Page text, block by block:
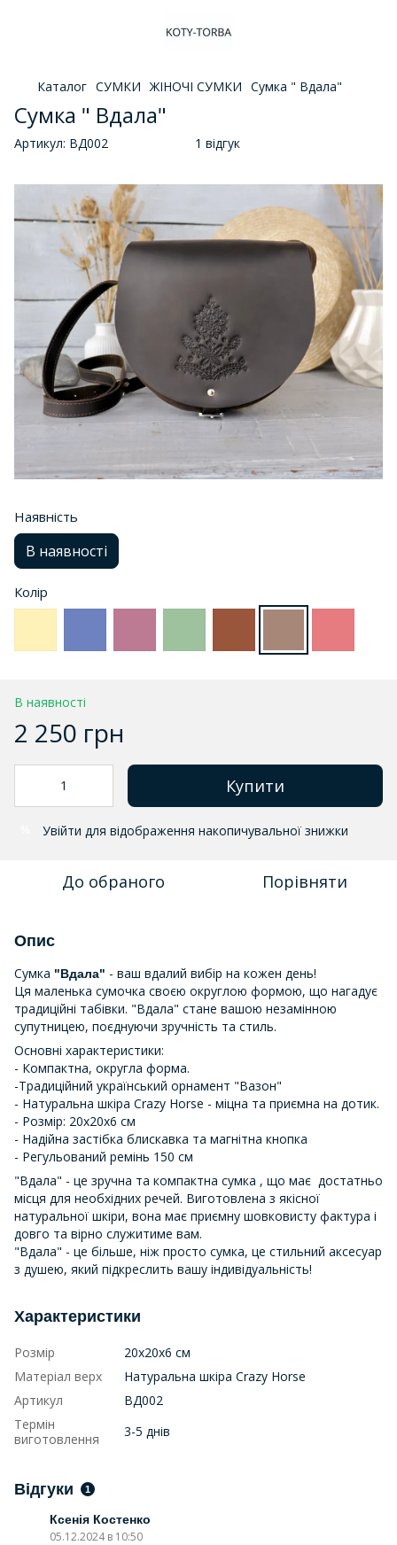
Каталог СУМКИ ЖІНОЧІ СУМКИ Сумка " Вдала"
Сумка " Вдала"
Артикул: ВД002 1 відгук
Наявність
В наявності
Колір
В наявності
2 250 грн
Купити
Увійти для відображення накопичувальної знижки
До обраного Порівняти
Опис
Сумка "Вдала" - ваш вдалий вибір на кожен день!
Ця маленька сумочка своєю округлою формою, що нагадує
традиційні табівки. "Вдала" стане вашою незамінною
супутницею, поєднуючи зручність та стиль.
Основні характеристики:
- Компактна, округла форма.
-Традиційний український орнамент "Вазон"
- Натуральна шкіра Crazy Horse - міцна та приємна на дотик.
- Розмір: 20х20х6 см
- Надійна застібка блискавка та магнітна кнопка
- Регульований ремінь 150 см
"Вдала" - це зручна та компактна сумка , що має достатньо
місця для необхідних речей. Виготовлена з якісної
натуральної шкіри, вона має приємну шовковисту фактура і
довго та вірно служитиме вам.
"Вдала" - це більше, ніж просто сумка, це стильний аксесуар
з душею, який підкреслить вашу індивідуальність!
Характеристики
Розмір
20х20х6 см
Матеріал верх
Натуральна шкіра Crazy Horse
Артикул
ВД002
Термін
виготовлення
3-5 днів
Відгуки 1
Ксенія Костенко
05.12.2024 в 10:50